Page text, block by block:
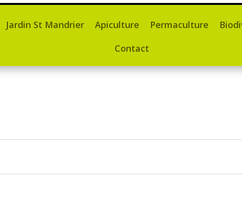
Jardin St Mandrier Apiculture Permaculture
Contact